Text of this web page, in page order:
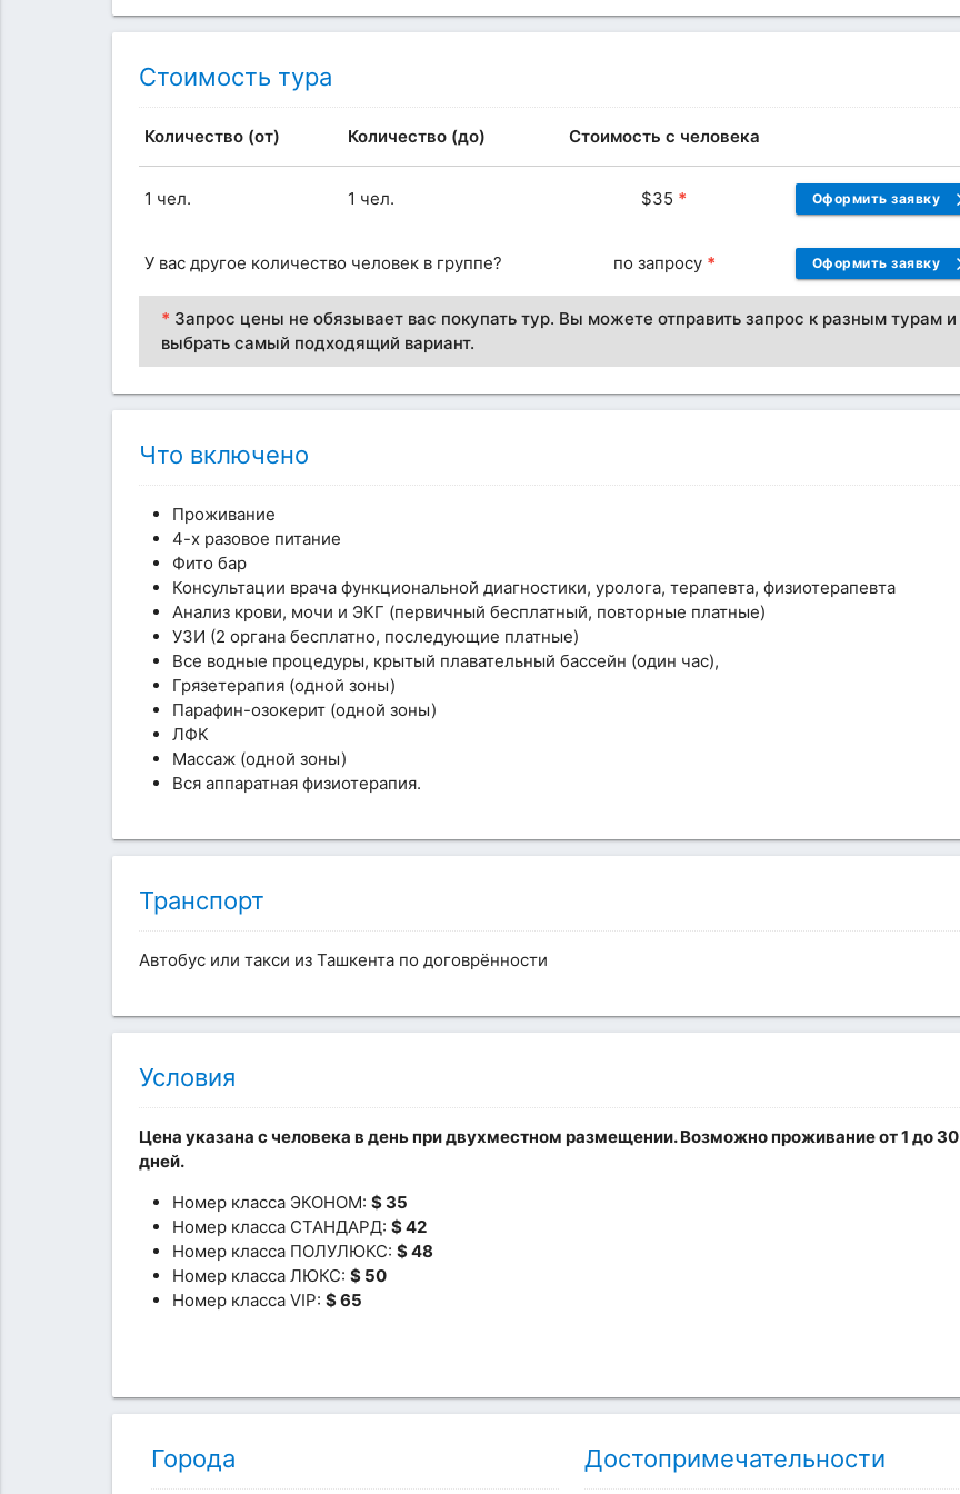
Стоимость тура
Количество (от) Количество (до) Стоимость с человека
1 чел. 1 чел. $35 * Оформить заявку
У вас другое количество человек в группе? по запросу * Оформить заявку
* Запрос цены не обязывает вас покупать тур. Вы можете отправить запрос к разным турам и
выбрать самый подходящий вариант.
Что включено
Проживание
4-х разовое питание
Фито бар
Консультации врача функциональной диагностики, уролога, терапевта, физиотерапевта
Анализ крови, мочи и ЭКГ (первичный бесплатный, повторные платные)
УЗИ (2 органа бесплатно, последующие платные)
Все водные процедуры, крытый плавательный бассейн (один час),
Грязетерапия (одной зоны)
Парафин-озокерит (одной зоны)
ЛФК
Массаж (одной зоны)
Вся аппаратная физиотерапия.
Транспорт
Автобус или такси из Ташкента по договрённости
Условия
Цена указана с человека в день при двухместном размещении. Возможно проживание от 1 до 30
дней.
Номер класса ЭКОНОМ: $ 35
Номер класса СТАНДАРД: $ 42
Номер класса ПОЛУЛЮКС: $ 48
Номер класса ЛЮКС: $ 50
Номер класса VIP: $ 65
Города Достопримечательности